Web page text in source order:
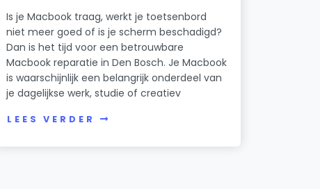
Is je Macbook traag, werkt je toetsenbord
niet meer goed of is je scherm beschadigd?
Dan is het tijd voor een betrouwbare
Macbook reparatie in Den Bosch. Je Macbook
is waarschijnlijk een belangrijk onderdeel van
je dagelijkse werk, studie of creatiev
LEES VERDER